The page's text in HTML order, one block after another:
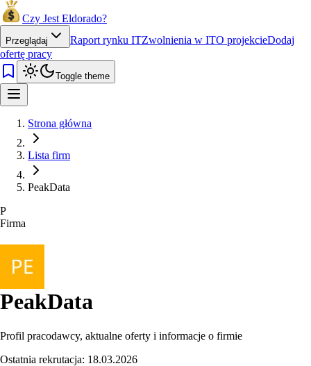
Czy Jest Eldorado?
Przeglądaj Raport rynku ITZwolnienia w ITO projekcieDodaj
ofertę pracy
Toggle theme
Strona główna
Lista firm
PeakData
P
Firma
PeakData
Profil pracodawcy, aktualne oferty i informacje o firmie
Ostatnia rekrutacja: 18.03.2026